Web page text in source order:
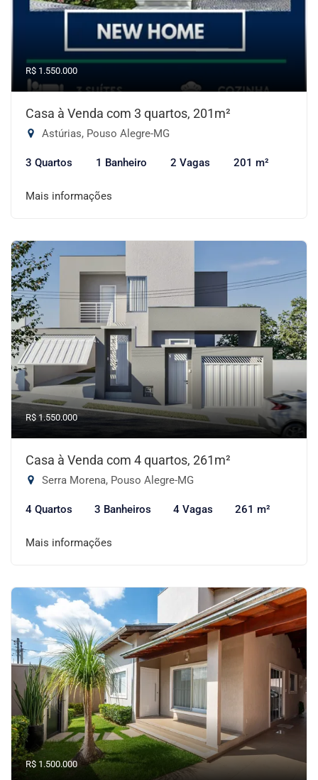
R$ 1.550.000
Casa à Venda com 3 quartos, 201m²
Astúrias, Pouso Alegre-MG
3 Quartos 1 Banheiro 2 Vagas 201 m²
Mais informações
R$ 1.550.000
Casa à Venda com 4 quartos, 261m²
Serra Morena, Pouso Alegre-MG
4 Quartos 3 Banheiros 4 Vagas 261 m²
Mais informações
R$ 1.500.000